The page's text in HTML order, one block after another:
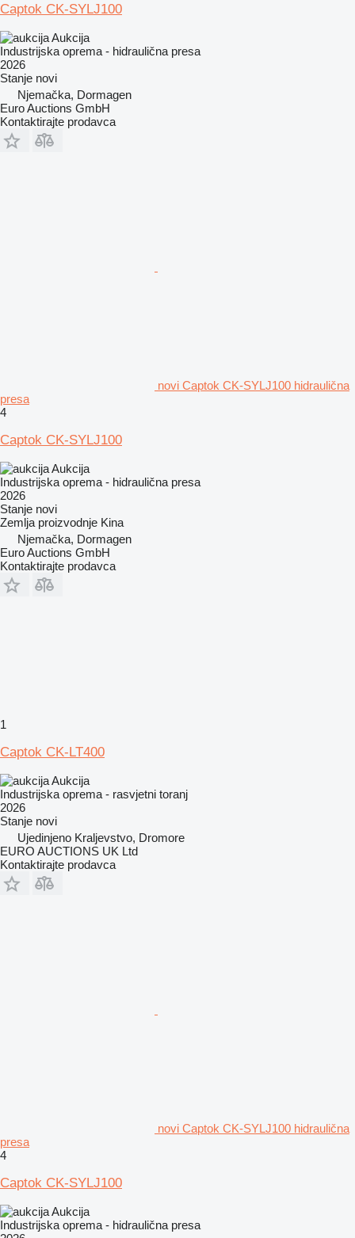
Captok CK-SYLJ100
Aukcija
Industrijska oprema - hidraulična presa
2026
Stanje novi
Njemačka, Dormagen
Euro Auctions GmbH
Kontaktirajte prodavca
novi Captok CK-SYLJ100 hidraulična
presa
4
Captok CK-SYLJ100
Aukcija
Industrijska oprema - hidraulična presa
2026
Stanje novi
Zemlja proizvodnje Kina
Njemačka, Dormagen
Euro Auctions GmbH
Kontaktirajte prodavca
1
Captok CK-LT400
Aukcija
Industrijska oprema - rasvjetni toranj
2026
Stanje novi
Ujedinjeno Kraljevstvo, Dromore
EURO AUCTIONS UK Ltd
Kontaktirajte prodavca
novi Captok CK-SYLJ100 hidraulična
presa
4
Captok CK-SYLJ100
Aukcija
Industrijska oprema - hidraulična presa